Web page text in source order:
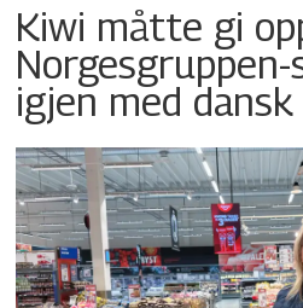
Kiwi måtte gi
igjen med